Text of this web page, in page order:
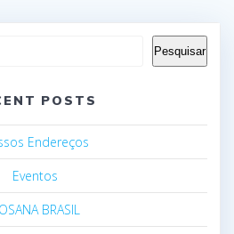
Pesquisar
POSTS
Endereços
Eventos
BRASIL